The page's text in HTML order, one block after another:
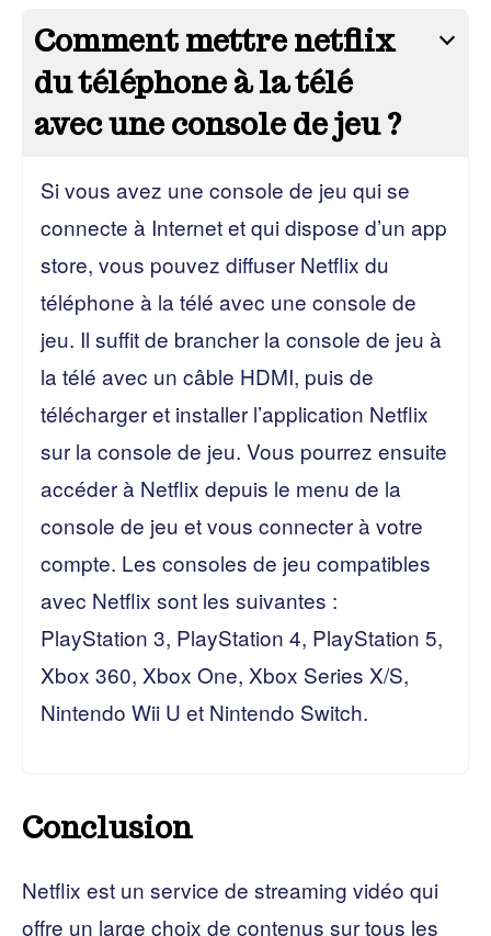
Comment mettre netflix
du téléphone à la télé
avec une console de jeu ?
Si vous avez une console de jeu qui se
connecte à Internet et qui dispose d’un app
store, vous pouvez diffuser Netflix du
téléphone à la télé avec une console de
jeu. Il suffit de brancher la console de jeu à
la télé avec un câble HDMI, puis de
télécharger et installer l’application Netflix
sur la console de jeu. Vous pourrez ensuite
accéder à Netflix depuis le menu de la
console de jeu et vous connecter à votre
compte. Les consoles de jeu compatibles
avec Netflix sont les suivantes :
PlayStation 3, PlayStation 4, PlayStation 5,
Xbox 360, Xbox One, Xbox Series X/S,
Nintendo Wii U et Nintendo Switch.
Conclusion
Netflix est un service de streaming vidéo qui
offre un large choix de contenus sur tous les